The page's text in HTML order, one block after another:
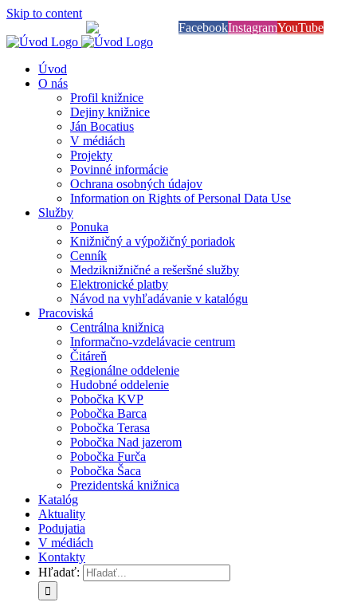
Skip to content
FacebookInstagramYouTube
Úvod
O nás
Profil knižnice
Dejiny knižnice
Ján Bocatius
V médiách
Projekty
Povinné informácie
Ochrana osobných údajov
Information on Rights of Personal Data Use
Služby
Ponuka
Knižničný a výpožičný poriadok
Cenník
Medziknižničné a rešeršné služby
Elektronické platby
Návod na vyhľadávanie v katalógu
Pracoviská
Centrálna knižnica
Informačno-vzdelávacie centrum
Čitáreň
Regionálne oddelenie
Hudobné oddelenie
Pobočka KVP
Pobočka Barca
Pobočka Terasa
Pobočka Nad jazerom
Pobočka Furča
Pobočka Šaca
Prezidentská knižnica
Katalóg
Aktuality
Podujatia
V médiách
Kontakty
Hľadať: